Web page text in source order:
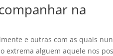
na
e outras com as quais
extrema alguem aquele nos